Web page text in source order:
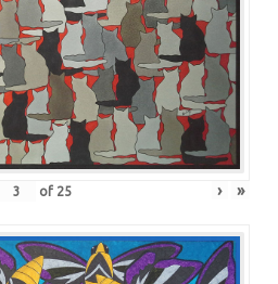
of 25 › »